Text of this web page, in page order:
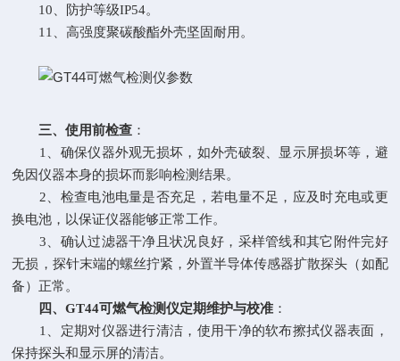
10、防护等级IP54。
11、高强度聚碳酸酯外壳坚固耐用。
三、使用前检查 ：
1、确保仪器外观无损坏，如外壳破裂、显示屏损坏等，避
免因仪器本身的损坏而影响检测结果。
2、检查电池电量是否充足，若电量不足，应及时充电或更
换电池，以保证仪器能够正常工作。
3、确认过滤器干净且状况良好，采样管线和其它附件完好
无损，探针末端的螺丝拧紧，外置半导体传感器扩散探头（如配
备）正常。
四、GT44可燃气检测仪定期维护与校准 ：
1、定期对仪器进行清洁，使用干净的软布擦拭仪器表面，
保持探头和显示屏的清洁。